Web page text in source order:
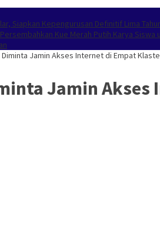
Siapkan Kepengurusan Definitif Lima
Kue Merah Putih Karya Siswa
Jamin Akses Internet di Empat
Jamin Akses